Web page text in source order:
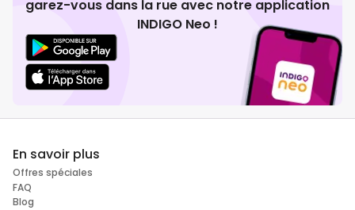
garez-vous dans la rue avec notre application
INDIGO Neo !
En savoir plus
Offres spéciales
FAQ
Blog